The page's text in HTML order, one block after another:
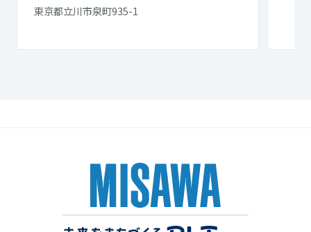
東京都立川市泉町935-1